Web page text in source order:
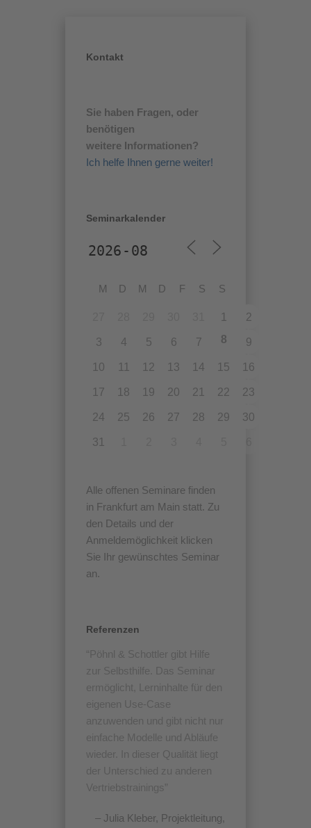
Kontakt
Sie haben Fragen, oder
benötigen
weitere Informationen?
Ich helfe Ihnen gerne weiter!
Seminarkalender
M D M D F S S
1 2
3 4 5 6 7 8 9
10 11 12 13 14 15 16
17 18 19 20 21 22 23
24 25 26 27 28 29 30
31
Alle offenen Seminare finden
in Frankfurt am Main statt. Zu
den Details und der
Anmeldemöglichkeit klicken
Sie Ihr gewünschtes Seminar
an.
Referenzen
Pöhnl & Schottler gibt Hilfe
zur Selbsthilfe. Das Seminar
ermöglicht, Lerninhalte für den
eigenen Use-Case
anzuwenden und gibt nicht nur
einfache Modelle und Abläufe
wieder. In dieser Qualität liegt
der Unterschied zu anderen
Vertriebstrainings
Julia Kleber Projektleitung